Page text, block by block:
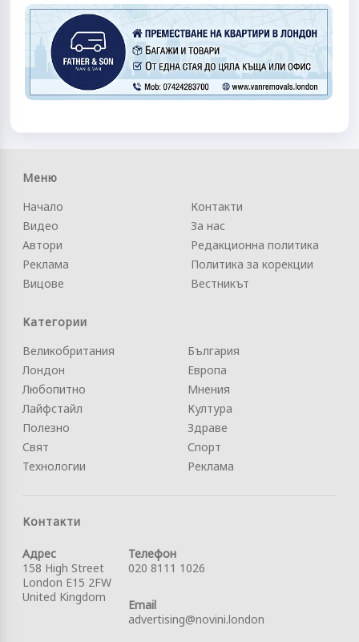
Меню
Начало
Видео
Автори
Реклама
Вицове
Контакти
За нас
Редакционна политика
Политика за корекции
Вестникът
Категории
Великобритания
Лондон
Любопитно
Лайфстайл
Полезно
Свят
Технологии
България
Европа
Мнения
Култура
Здраве
Спорт
Реклама
Контакти
Адрес
158 High Street
London E15 2FW
United Kingdom
Телефон
020 8111 1026
Email
advertising@novini.london